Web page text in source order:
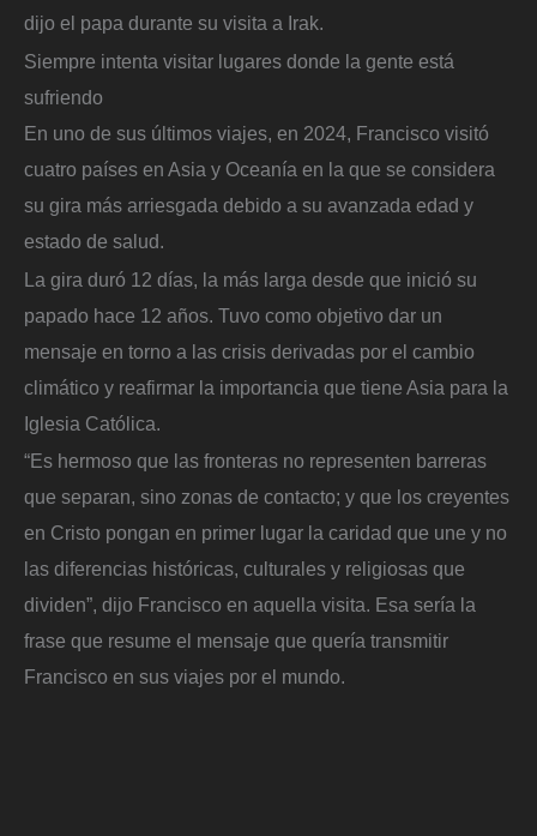
dijo el papa durante su visita a Irak.
Siempre intenta visitar lugares donde la gente está
sufriendo
En uno de sus últimos viajes, en 2024, Francisco visitó
cuatro países en Asia y Oceanía en la que se considera
su gira más arriesgada debido a su avanzada edad y
estado de salud.
La gira duró 12 días, la más larga desde que inició su
papado hace 12 años. Tuvo como objetivo dar un
mensaje en torno a las crisis derivadas por el cambio
climático y reafirmar la importancia que tiene Asia para la
Iglesia Católica.
“Es hermoso que las fronteras no representen barreras
que separan, sino zonas de contacto; y que los creyentes
en Cristo pongan en primer lugar la caridad que une y no
las diferencias históricas, culturales y religiosas que
dividen”, dijo Francisco en aquella visita. Esa sería la
frase que resume el mensaje que quería transmitir
Francisco en sus viajes por el mundo.